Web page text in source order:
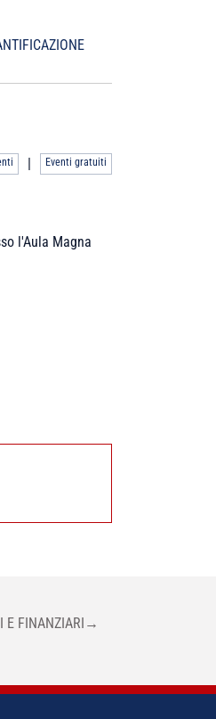
| Eventi gratuiti
l'Aula Magna
E FINANZIARI →